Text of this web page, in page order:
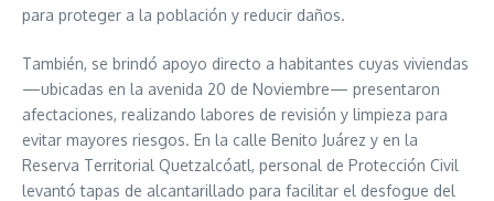
para proteger a la población y reducir daños.
También, se brindó apoyo directo a habitantes cuyas viviendas
—ubicadas en la avenida 20 de Noviembre— presentaron
afectaciones, realizando labores de revisión y limpieza para
evitar mayores riesgos. En la calle Benito Juárez y en la
Reserva Territorial Quetzalcóatl, personal de Protección Civil
levantó tapas de alcantarillado para facilitar el desfogue del